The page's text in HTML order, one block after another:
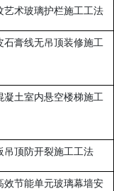
艺术玻璃护栏施工工法
石膏线无吊顶装修施工
凝土室内悬空楼梯施工
吊顶防开裂施工工法
效节能单元玻璃幕墙安